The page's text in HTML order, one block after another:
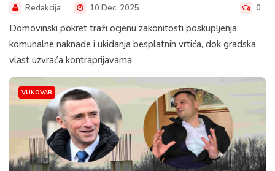
Redakcija 10 Dec, 2025 0
Domovinski pokret traži ocjenu zakonitosti poskupljenja
komunalne naknade i ukidanja besplatnih vrtića, dok gradska
vlast uzvraća kontraprijavama
VUKOVAR